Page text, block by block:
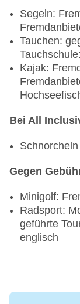
Segeln:
Tauchen:
Kajak:
Bei All
Schnorcheln
Gegen
Minigolf:
Radsport:
geführte
englisch